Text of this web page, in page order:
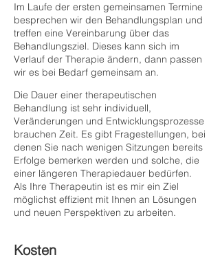
Im Laufe der ersten gemeinsamen Termine
besprechen wir den Behandlungsplan und
treffen eine Vereinbarung über das
Behandlungsziel. Dieses kann sich im
Verlauf der Therapie ändern, dann passen
wir es bei Bedarf gemeinsam an.
Die Dauer einer therapeutischen
Behandlung ist sehr individuell,
Veränderungen und Entwicklungsprozesse
brauchen Zeit. Es gibt Fragestellungen, bei
denen Sie nach wenigen Sitzungen bereits
Erfolge bemerken werden und solche, die
einer längeren Therapiedauer bedürfen.
Als Ihre Therapeutin ist es mir ein Ziel
möglichst effizient mit Ihnen an Lösungen
und neuen Perspektiven zu arbeiten.
Kosten